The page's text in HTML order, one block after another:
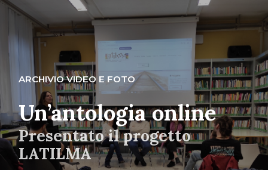
ARCHIVIO VIDEO E FOTO
Un’antologia online
Presentato il progetto
LATILMA